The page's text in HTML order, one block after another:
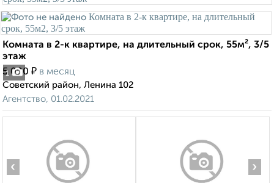
1
Комната в 2-к квартире, на длительный срок, 55м², 3/5
этаж
5 000 ₽ в месяц
Советский район, Ленина 102
Агентство, 01.02.2021
‹ ›